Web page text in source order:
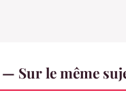
Sur le même